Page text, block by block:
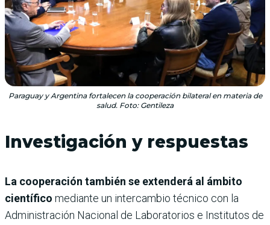
Paraguay y Argentina fortalecen la cooperación bilateral en materia de
salud. Foto: Gentileza
Investigación y respuestas
La cooperación también se extenderá al ámbito
científico mediante un intercambio técnico con la
Administración Nacional de Laboratorios e Institutos de